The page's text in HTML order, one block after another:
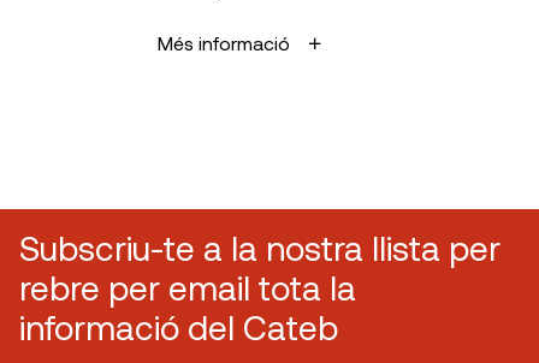
Més informació
Subscriu-te a la nostra llista per
rebre per email tota la
informació del Cateb